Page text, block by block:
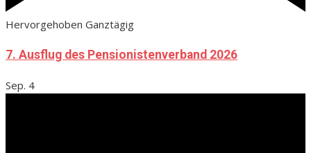
Hervorgehoben Ganztägig
7. Ausflug des Pensionistenverband 2026
Sep. 4